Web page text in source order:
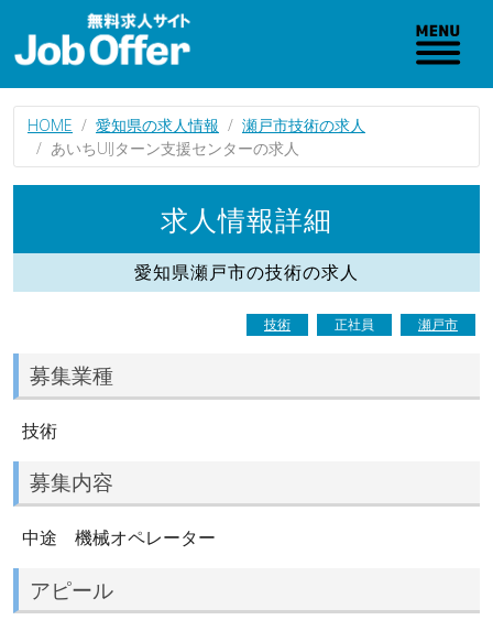
HOME 愛知県の求人情報
瀬戸市技術の求人
あいちUIJターン支援センターの求人
求人情報詳細
愛知県瀬戸市の技術の求人
技術 正社員 瀬戸市
募集業種
技術
募集内容
中途 機械オペレーター
アピール